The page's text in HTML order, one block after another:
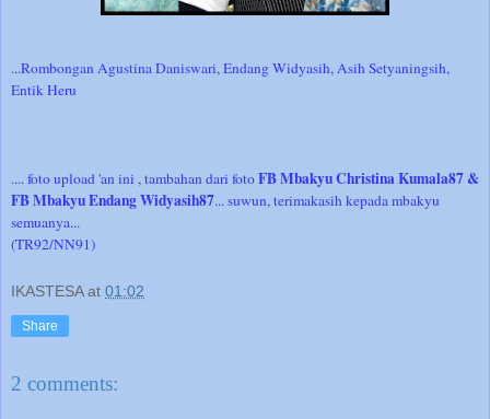
...Rombongan Agustina Daniswari, Endang Widyasih, Asih Setyaningsih,
Entik Heru
.... foto upload 'an ini , tambahan dari fotoFB Mbakyu Christina Kumala87 &
FB Mbakyu Endang Widyasih87... suwun, terimakasih kepada mbakyu
semuanya...
(TR92/NN91)
IKASTESA at 01:02
Share
2 comments: